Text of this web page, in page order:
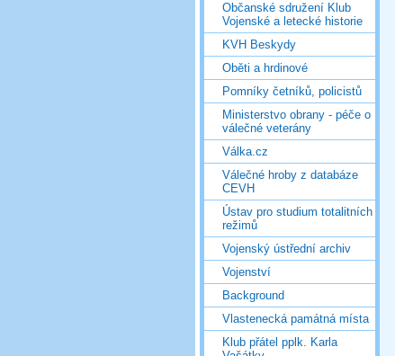
Občanské sdružení Klub
Vojenské a letecké historie
KVH Beskydy
Oběti a hrdinové
Pomníky četníků, policistů
Ministerstvo obrany - péče o
válečné veterány
Válka.cz
Válečné hroby z databáze
CEVH
Ústav pro studium totalitních
režimů
Vojenský ústřední archiv
Vojenství
Background
Vlastenecká památná místa
Klub přátel pplk. Karla